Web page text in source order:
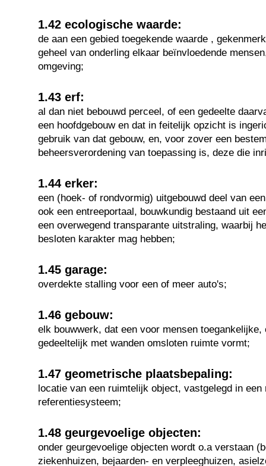
1.42 ecologische waarde:
de aan een gebied toegekende waarde ,
geheel van onderling elkaar beïnvloedende
omgeving;
1.43 erf:
al dan niet bebouwd perceel, of een gedeelte
een hoofdgebouw en dat in feitelijk opzicht is
gebruik van dat gebouw, en, voor zover een
beheersverordening van toepassing is, deze die
1.44 erker:
een (hoek- of rondvormig) uitgebouwd deel van
ook een entreeportaal, bouwkundig bestaand uit
een overwegend transparante uitstraling, waarbij
besloten karakter mag hebben;
1.45 garage:
overdekte stalling voor een of meer auto's;
1.46 gebouw:
elk bouwwerk, dat een voor mensen toegankelijke,
gedeeltelijk met wanden omsloten ruimte vormt;
1.47 geometrische plaatsbepaling:
locatie van een ruimtelijk object, vastgelegd in een
referentiesysteem;
1.48 geurgevoelige objecten:
onder geurgevoelige objecten wordt o.a verstaan
ziekenhuizen, bejaarden- en verpleeghuizen,